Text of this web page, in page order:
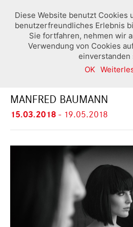
MANFRED BAUMANN
15.03.2018 - 19.05.2018
Diese Website benutzt Cookies
benutzerfreundliches Erlebnis
Sie fortfahren, nehmen wir
Verwendung von Cookies
einverstanden
OK